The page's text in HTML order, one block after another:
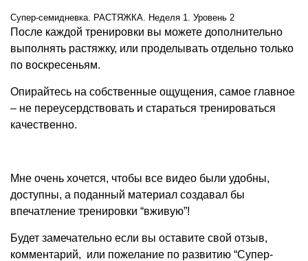
Супер-семидневка. РАСТЯЖКА. Неделя 1. Уровень 2
После каждой тренировки вы можете дополнительно
выполнять растяжку, или проделывать отдельно только
по воскресеньям.
Опирайтесь на собственные ощущения, самое главное
– не переусердствовать и стараться тренироваться
качественно.
Мне очень хочется, чтобы все видео были удобны,
доступны, а поданный материал создавал бы
впечатление тренировки “вживую”!
Будет замечательно если вы оставите свой отзыв,
комментарий, или пожелание по развитию “Супер-